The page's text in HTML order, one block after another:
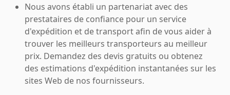
Nous avons établi un partenariat avec des
prestataires de confiance pour un service
d'expédition et de transport afin de vous aider à
trouver les meilleurs transporteurs au meilleur
prix. Demandez des devis gratuits ou obtenez
des estimations d'expédition instantanées sur les
sites Web de nos fournisseurs.